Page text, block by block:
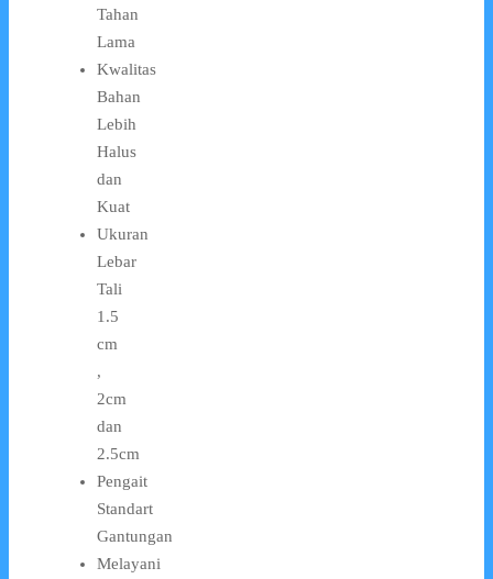
Tahan
Lama
Kwalitas
Bahan
Lebih
Halus
dan
Kuat
Ukuran
Lebar
Tali
1.5
cm
,
2cm
dan
2.5cm
Pengait
Standart
Gantungan
Melayani